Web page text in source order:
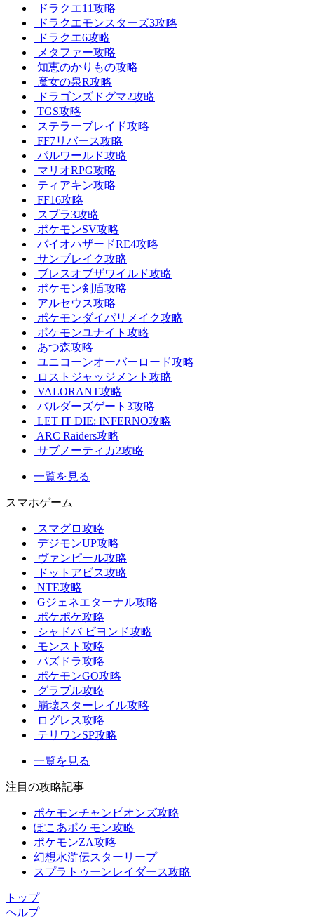
ドラクエ11攻略
ドラクエモンスターズ3攻略
ドラクエ6攻略
メタファー攻略
知恵のかりもの攻略
魔女の泉R攻略
ドラゴンズドグマ2攻略
TGS攻略
ステラーブレイド攻略
FF7リバース攻略
パルワールド攻略
マリオRPG攻略
ティアキン攻略
FF16攻略
スプラ3攻略
ポケモンSV攻略
バイオハザードRE4攻略
サンブレイク攻略
ブレスオブザワイルド攻略
ポケモン剣盾攻略
アルセウス攻略
ポケモンダイパリメイク攻略
ポケモンユナイト攻略
あつ森攻略
ユニコーンオーバーロード攻略
ロストジャッジメント攻略
VALORANT攻略
バルダーズゲート3攻略
LET IT DIE: INFERNO攻略
ARC Raiders攻略
サブノーティカ2攻略
一覧を見る
スマホゲーム
スマグロ攻略
デジモンUP攻略
ヴァンピール攻略
ドットアビス攻略
NTE攻略
Gジェネエターナル攻略
ポケポケ攻略
シャドバ ビヨンド攻略
モンスト攻略
パズドラ攻略
ポケモンGO攻略
グラブル攻略
崩壊スターレイル攻略
ログレス攻略
テリワンSP攻略
一覧を見る
注目の攻略記事
ポケモンチャンピオンズ攻略
ぽこあポケモン攻略
ポケモンZA攻略
幻想水滸伝スターリープ
スプラトゥーンレイダース攻略
トップ
ヘルプ